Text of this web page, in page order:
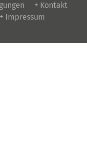
+ Kontakt
+ Impressum